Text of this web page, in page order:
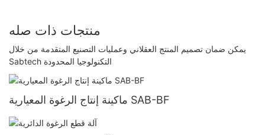
منتجات ذات صله
يمكن ضمان تصميم المنتج العقلاني وعمليات التصنيع المتقدمة من خلال
Sabtech التكنولوجيا المحدودة
ماكينة إنتاج الرغوة المعيارية SAB-BF